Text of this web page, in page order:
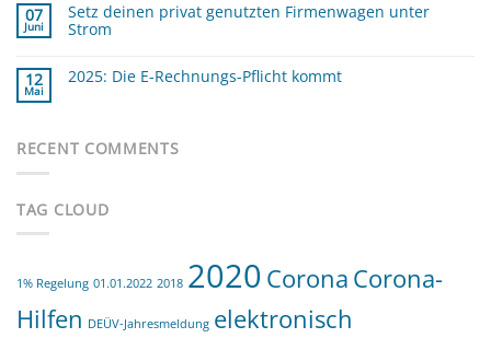
Ab
jetzt
mehr
mehr
sparen
07
Juni
Setz deinen privat genutzten Firmenwagen unter
Strom
zu
Setz
unter
Strom
12
Mai
2025: Die E-Rechnungs-Pflicht kommt
Die
E-
RECENT COMMENTS
TAG CLOUD
1% Regelung 01.01.2022 2018 2020 Corona Corona-
Hilfen DEÜV-Jahresmeldung elektronisch